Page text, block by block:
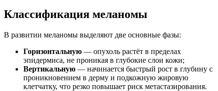
Классификация меланомы
В развитии меланомы выделяют две основные фазы:
Горизонтальную — опухоль растёт в пределах
эпидермиса, не проникая в глубокие слои кожи;
Вертикальную — начинается быстрый рост в глубину с
проникновением в дерму и подкожную жировую
клетчатку, что резко повышает риск метастазирования.